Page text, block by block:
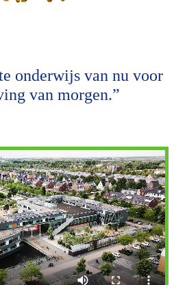
onderwijs van nu voor
van morgen.”